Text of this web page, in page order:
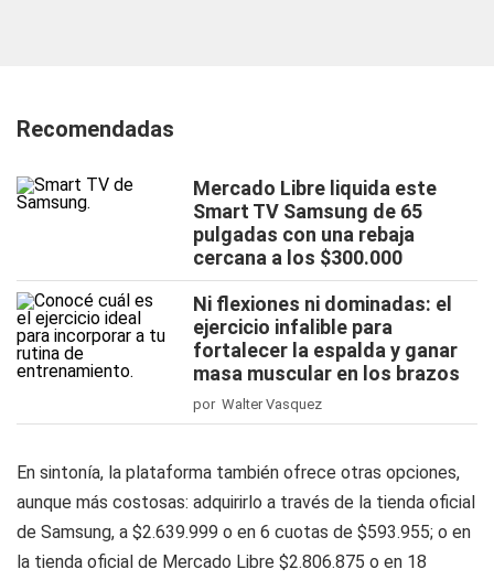
Recomendadas
Mercado Libre liquida este
Smart TV Samsung de 65
pulgadas con una rebaja
cercana a los $300.000
Ni flexiones ni dominadas: el
ejercicio infalible para
fortalecer la espalda y ganar
masa muscular en los brazos
por Walter Vasquez
En sintonía, la plataforma también ofrece otras opciones,
aunque más costosas: adquirirlo a través de la tienda oficial
de Samsung, a $2.639.999 o en 6 cuotas de $593.955; o en
la tienda oficial de Mercado Libre $2.806.875 o en 18